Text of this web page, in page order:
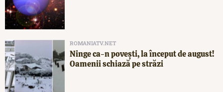
ROMANIATV.NET
Ninge ca-n povești, la început de august!
Oamenii schiază pe străzi